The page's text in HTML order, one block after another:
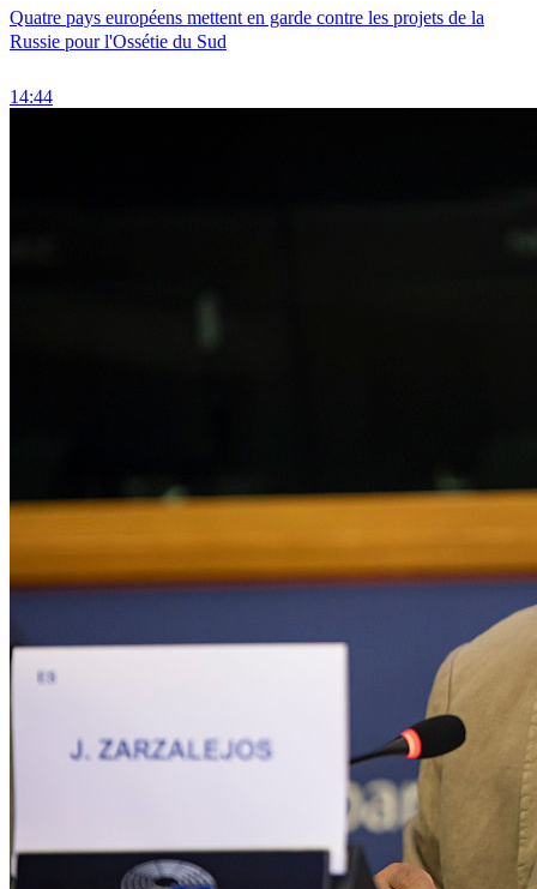
Quatre pays européens mettent en garde contre les projets de la
Russie pour l'Ossétie du Sud
14:44